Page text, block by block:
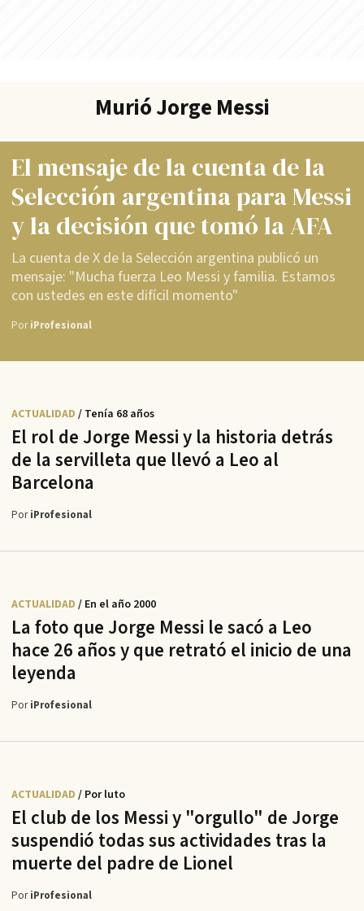
Murió Jorge Messi
El mensaje de la cuenta de la
Selección argentina para Messi
y la decisión que tomó la AFA
La cuenta de X de la Selección argentina publicó un
mensaje: "Mucha fuerza Leo Messi y familia. Estamos
con ustedes en este difícil momento"
PoriProfesional
El rol de Jorge Messi y la historia detrás
de la servilleta que llevó a Leo al
Barcelona
ACTUALIDAD / Tenía 68 años
PoriProfesional
La foto que Jorge Messi le sacó a Leo
hace 26 años y que retrató el inicio de una
leyenda
ACTUALIDAD / En el año 2000
PoriProfesional
El club de los Messi y "orgullo" de Jorge
suspendió todas sus actividades tras la
muerte del padre de Lionel
ACTUALIDAD / Por luto
PoriProfesional